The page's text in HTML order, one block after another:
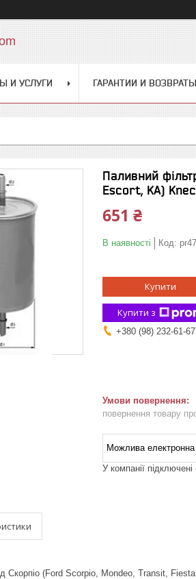
И УСЛУГИ ГАРАНТИИ И ВОЗВРАТЫ
Паливний
Escort, KA)
651 ₴
В наявності Код:
Купити
Купити з
+380 (98) 232-61-67
повернення товару
У компанії
Скорпіо (Ford Scorpio, Mondeo, Transit,